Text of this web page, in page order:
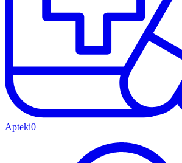
Apteki0